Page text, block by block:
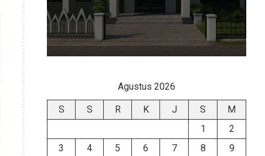
Agustus 2026
S S R K J S
M
1
2
3
4 5 6 7 8
9